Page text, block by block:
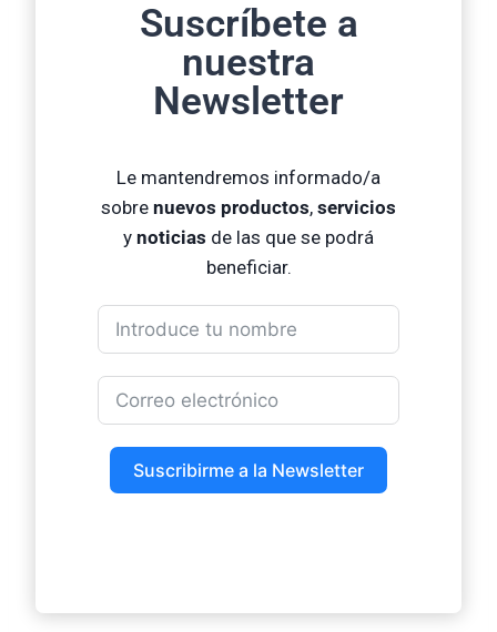
Suscríbete a
nuestra
Newsletter
Le mantendremos informado/a
sobre nuevos productos, servicios
y noticias de las que se podrá
beneficiar.
Suscribirme a la Newsletter